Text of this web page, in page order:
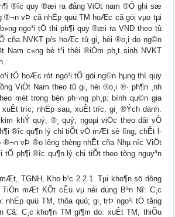
®­îc quy ®æi ra đång ViÖt nam ®Ó ghi sæ
®¬n vÞ cã nhËp quü TM hoÆc cã göi vµo tµi
ngo¹i tÖ thi ph¶i quy ®æi ra VND theo tû
cña NVKT p/s hoÆc tû gi¸ hèi ®o¸i do ng©n
Nam c«ng bè t¹i thêi ®iÓm ph¸t sinh NVKT
tÖ hoÆc rót ngo¹i tÖ göi ng©n hµng thì quy
ViÖt Nam theo tû gi¸ hèi ®o¸i ®· ph¶n ¸nh
mét trong bèn ph­¬ng ph¸p: bình qu©n gia
tr­íc; nhËp sau, xuÊt tr­íc; gi¸ ®Ých danh.
khÝ quý, ®¸ quý, ngoµi viÖc theo dâi vÒ
®­îc qu¶n lý chi tiÕt vÒ mÆt sè l­îng, chÊt l­
®¬n vÞ ®o l­êng thèng nhÊt cña Nhµ n­íc ViÖt
tÖ ph¶i ®­îc qu¶n lý chi tiÕt theo tõng nguyªn
TGNH, Kho b¹c 2.2.1. Tµi kho¶n sö dông
TiÒn mÆt KÕt cÊu vµ néi dung Bªn Nî: C¸c
nhËp quü TM, thõa quü; gi¸ trÞ ngo¹i tÖ tăng
Cã: C¸c kho¶n TM gi¶m do: xuÊt TM, thiÕu